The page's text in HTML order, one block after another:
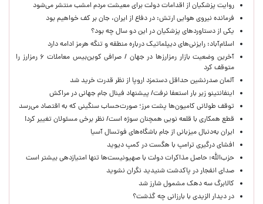
روایت پزشکیان از اقدامات دولت برای معیشت مردم امشب منتشر می‌شود
فرمانده نیروی هوایی ارتش: در دفاع از ایران، جان بر کف خواهیم بود
یکی از دستاوردهای پزشکیان در این دو سال چه بود؟
اسلام‌آباد: رایزنی‌های دیپلماتیک درباره منطقه و تنگه هرمز ادامه دارد
آخرین وضعیت بازار رمزارزها در جهان / صرافی کوین‌بیس معاملات ۶ رمزارز را
متوقف کرد
آلمان صدرنشین حداقل دستمزد اروپا از نظر قدرت خرید شد
اینفانتینو زیر بار استعفا نرفت/ پیشنهاد فینال جام جهانی در مراکش
توقف طولانی کامیون‌ها پشت مرز؛ صورت‌حساب سنگینی که به اقتصاد می‌رسد
قطع همکاری با قلعه نویی همچنان سوژه است/ نظر برخی مسئولان تغییر کرد!
ایران به‌دنبال میزبانی از جام باشگاه‌های فوتسال آسیا
افشای درگیری ترامپ با هگست در کمپ دیوید
حزب‌الله: حاصل مذاکرات دولت با صهیونیست‌ها تنها امتیازدهی‌ بیشتر است
صدای انفجار در پاکدشت شنیدید نگران نشوید
کالابرگ سه دهک مشمول شارز شد
در دیدار الزیدی با بارزانی چه گذشت؟